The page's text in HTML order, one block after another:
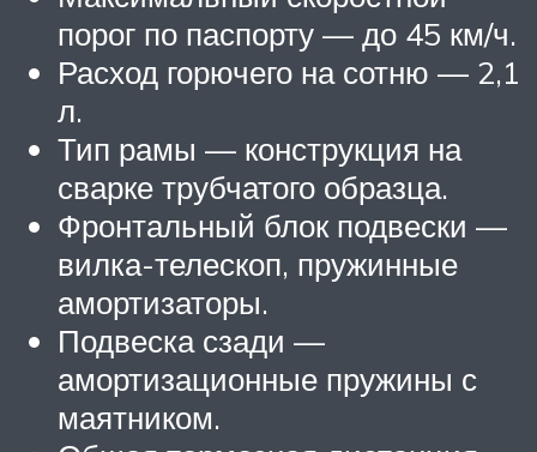
порог по паспорту — до 45 км/ч.
Расход горючего на сотню — 2,1
л.
Тип рамы — конструкция на
сварке трубчатого образца.
Фронтальный блок подвески —
вилка-телескоп, пружинные
амортизаторы.
Подвеска сзади —
амортизационные пружины с
маятником.